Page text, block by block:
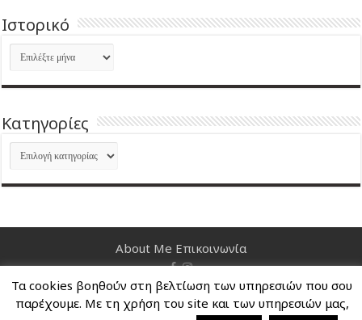
Ιστορικό
Ιστορικό
Kατηγορίες
Kατηγορίες
About Me Επικοινωνία
Nancy's Blog © Copyright 2026, All Rights Reserved
Τα cookies βοηθούν στη βελτίωση των υπηρεσιών που σου
παρέχουμε. Με τη χρήση του site και των υπηρεσιών μας,